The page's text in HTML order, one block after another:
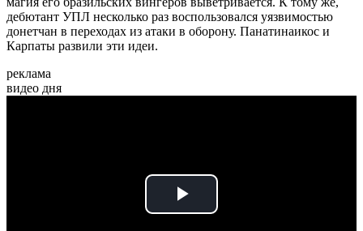
дебютант УПЛ несколько раз воспользовался уязвимостью
донетчан в переходах из атаки в оборону. Панатинаикос и
Карпаты развили эти идеи.
реклама
видео дня
Play